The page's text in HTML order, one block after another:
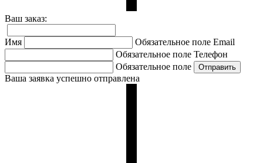
Ваш заказ:
Имя Обязательное поле Email
Обязательное поле Телефон
Обязательное поле
Ваша заявка успешно отправлена